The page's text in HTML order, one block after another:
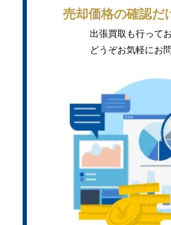
売却価格の確認だ
出張買取も行って
どうぞお気軽にお